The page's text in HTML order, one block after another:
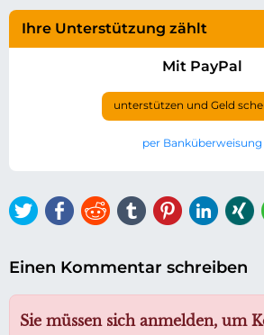
Ihre Unterstützung zählt
Mit PayPal
unterstützen und Geld
per Banküberweisung
TwitterFacebook
ReddittumblrPinterest
Einen Kommentar schreiben
Sie müssen sich anmelden, um